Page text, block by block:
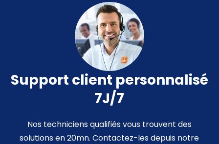
Support client personnalisé
7J/7
Nos techniciens qualifiés vous trouvent des
solutions en 20mn. Contactez-les depuis notre